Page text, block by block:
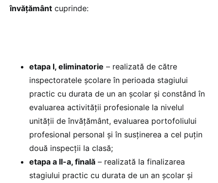
învăţământ cuprinde:
etapa I, eliminatorie – realizată de către
inspectoratele şcolare în perioada stagiului
practic cu durata de un an şcolar şi constând în
evaluarea activităţii profesionale la nivelul
unităţii de învăţământ, evaluarea portofoliului
profesional personal şi în susţinerea a cel puţin
două inspecţii la clasă;
etapa a II-a, finală – realizată la finalizarea
stagiului practic cu durata de un an şcolar şi